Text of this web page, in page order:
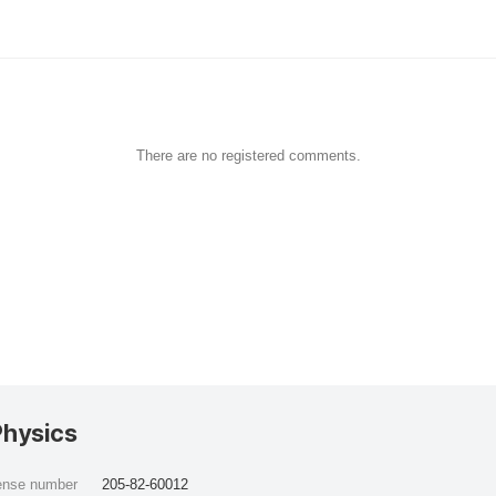
There are no registered comments.
number 205-82-60012